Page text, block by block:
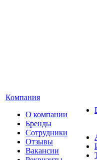
Компания
О компании
Бренды
Сотрудники
Отзывы
Вакансии